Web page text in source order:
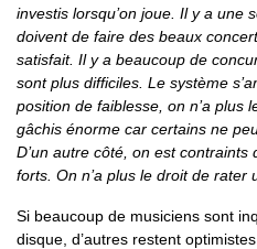
investis lorsqu’on joue. Il y a une
doivent de faire des beaux
satisfait. Il y a beaucoup de
sont plus difficiles. Le système
position de faiblesse, on n’a plus
gâchis énorme car certains ne
D’un autre côté, on est
forts. On n’a plus le droit de rater
Si beaucoup de musiciens sont
disque, d’autres restent